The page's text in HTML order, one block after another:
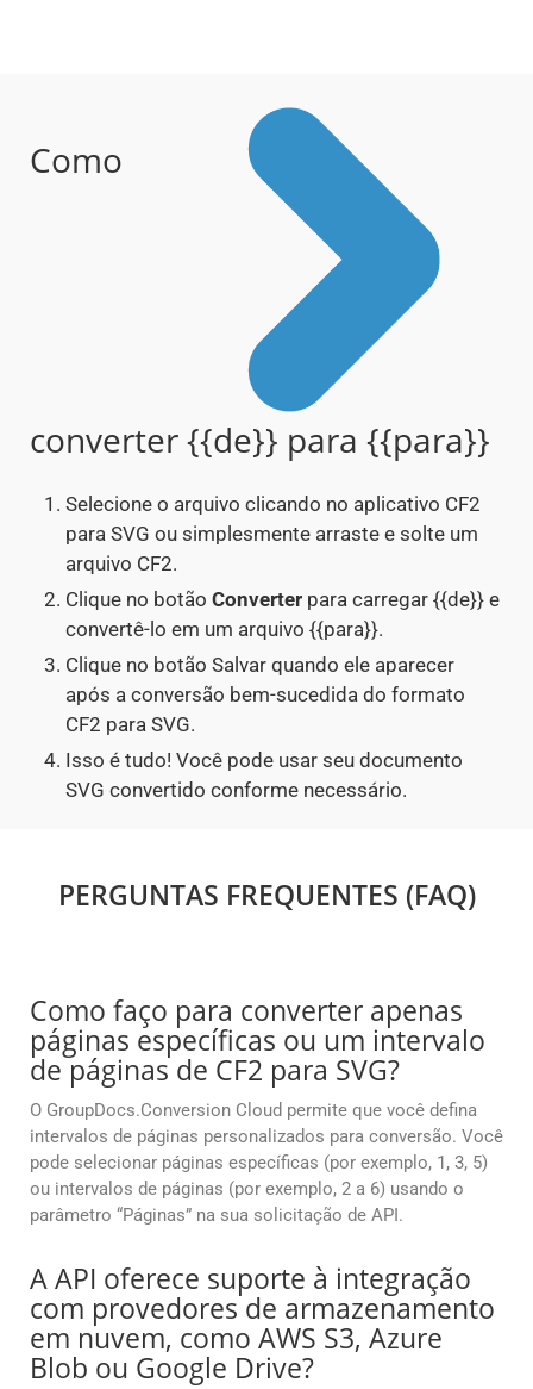
Como
converter {{de}} para {{para}}
Selecione o arquivo clicando no aplicativo CF2
para SVG ou simplesmente arraste e solte um
arquivo CF2.
Clique no botão Converter para carregar {{de}} e
convertê-lo em um arquivo {{para}}.
Clique no botão Salvar quando ele aparecer
após a conversão bem-sucedida do formato
CF2 para SVG.
Isso é tudo! Você pode usar seu documento
SVG convertido conforme necessário.
PERGUNTAS FREQUENTES (FAQ)
Como faço para converter apenas
páginas específicas ou um intervalo
de páginas de CF2 para SVG?
O GroupDocs.Conversion Cloud permite que você defina
intervalos de páginas personalizados para conversão. Você
pode selecionar páginas específicas (por exemplo, 1, 3, 5)
ou intervalos de páginas (por exemplo, 2 a 6) usando o
parâmetro “Páginas” na sua solicitação de API.
A API oferece suporte à integração
com provedores de armazenamento
em nuvem, como AWS S3, Azure
Blob ou Google Drive?